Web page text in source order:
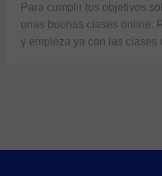
Para cumplir tus objetivos
unas buenas clases online.
y empieza ya con las clases